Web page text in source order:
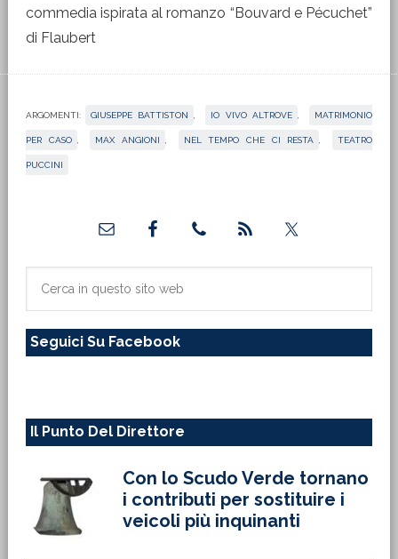
commedia ispirata al romanzo “Bouvard e Pécuchet”
di Flaubert
ARGOMENTI: GIUSEPPE BATTISTON IO VIVO ALTROVE MATRIMONIO
PER CASO MAX ANGIONI NEL TEMPO CHE CI RESTA TEATRO
PUCCINI
primaria
sito
Seguici Su Facebook
Il Punto Del Direttore
Con lo Scudo Verde tornano
i contributi per sostituire i
veicoli più inquinanti